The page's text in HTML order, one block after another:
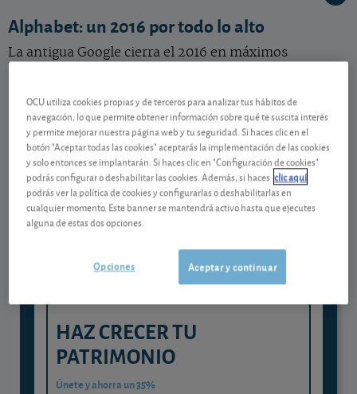
Alphabet: un 2016 por todo lo alto
La antigua Google cierra el 2016 en máximos
Contenido reservado a SOCIOS
Gestiona tu dinero con visión
experta
y consigue que cada euro trabaje
HAZ CRECER TU
PATRIMONIO
Únete y ahorra un 35%
OCU utiliza cookies propias y de terceros para analizar tus hábitos de
navegación, lo que permite obtener información sobre qué te suscita interés
y permite mejorar nuestra página web y tu seguridad. Si haces clic en el
botón "Aceptar todas las cookies" aceptarás la implementación de las cookies
y solo entonces se implantarán. Si haces clic en "Configuración de cookies"
podrás configurar o deshabilitar las cookies. Además, si haces clic aquí
podrás ver la política de cookies y configurarlas o deshabilitarlas en
cualquier momento. Este banner se mantendrá activo hasta que ejecutes
alguna de estas dos opciones.
Aceptar y continuar
Opciones